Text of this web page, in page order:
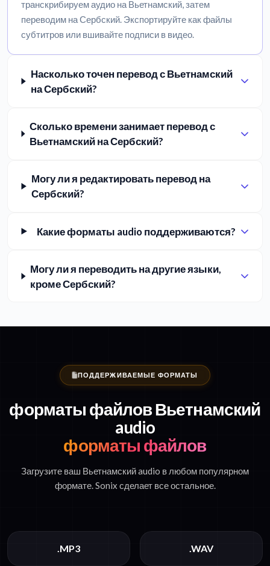
транскрибируем аудио на Вьетнамский, затем
переводим на Сербский. Экспортируйте как файлы
субтитров или вшивайте подписи в видео.
Насколько точен перевод с Вьетнамский
на Сербский?
Сколько времени занимает перевод с
Вьетнамский на Сербский?
Могу ли я редактировать перевод на
Сербский?
Какие форматы audio поддерживаются?
Могу ли я переводить на другие языки,
кроме Сербский?
ПОДДЕРЖИВАЕМЫЕ ФОРМАТЫ
форматы файлов Вьетнамский
audio
форматы файлов
Загрузите ваш Вьетнамский audio в любом популярном
формате. Sonix сделает все остальное.
.MP3 .WAV